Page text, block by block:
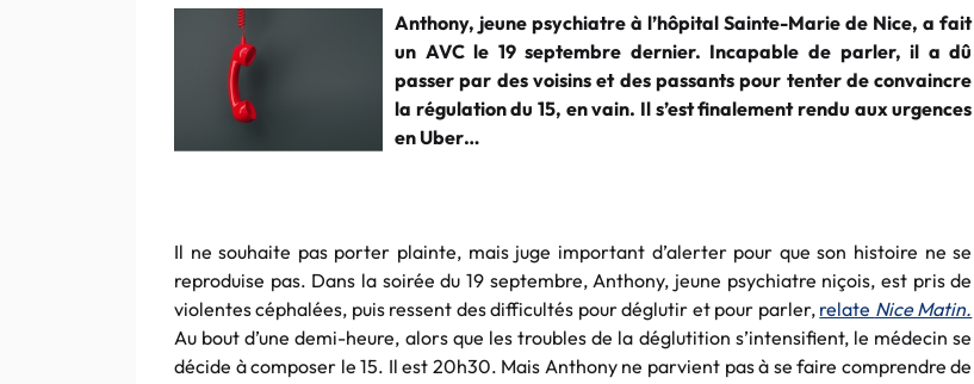
Anthony, jeune psychiatre à l’hôpital Sainte-Marie de Nice, a fait
un AVC le 19 septembre dernier. Incapable de parler, il a dû
passer par des voisins et des passants pour tenter de convaincre
la régulation du 15, en vain. Il s’est finalement rendu aux urgences
en Uber…
Il ne souhaite pas porter plainte, mais juge important d’alerter pour que son histoire ne se
reproduise pas. Dans la soirée du 19 septembre, Anthony, jeune psychiatre niçois, est pris de
violentes céphalées, puis ressent des difficultés pour déglutir et pour parler, relate Nice Matin.
Au bout d’une demi-heure, alors que les troubles de la déglutition s’intensifient, le médecin se
décide à composer le 15. Il est 20h30. Mais Anthony ne parvient pas à se faire comprendre de